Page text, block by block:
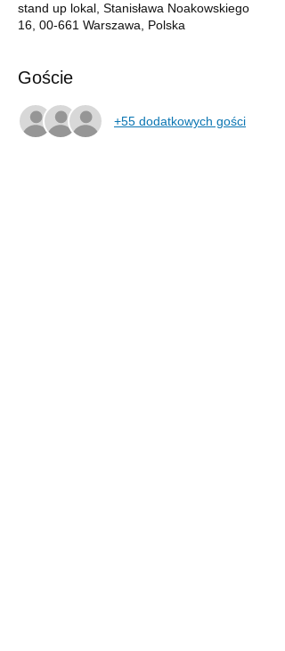
stand up lokal, Stanisława Noakowskiego
16, 00-661 Warszawa, Polska
Goście
+55 dodatkowych gości